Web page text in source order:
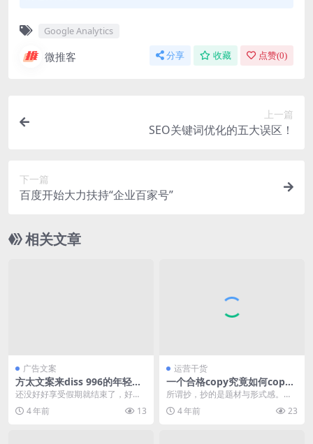
Google Analytics
微推客 分享 收藏 点赞(0)
上一篇
SEO关键词优化的五大误区！
下一篇
百度开始大力扶持“企业百家号”
相关文章
广告文案
方太文案来diss 996的年轻人
了
还没好好享受假期就结束了，好像
就只是看了看大阅兵、炸了诈尸就
开始上班了。对于99...
4 年前 13
运营干货
一个合格copy究竟如何cop
y？
所谓抄，抄的是题材与形式感。因
为质感和美感，你是抄不来的。 这
篇文章，谈谈我的“...
4 年前 23